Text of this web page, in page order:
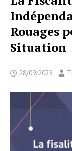
Rouages
Situation
28/09/2025